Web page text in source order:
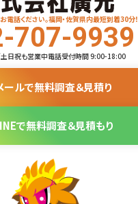
電話ください。福岡・佐賀県内最短到着30分！
707-9939
日祝も営業中電話受付時間 9:00-18:00
ールで無料調査＆見積り
で無料調査＆見積もり